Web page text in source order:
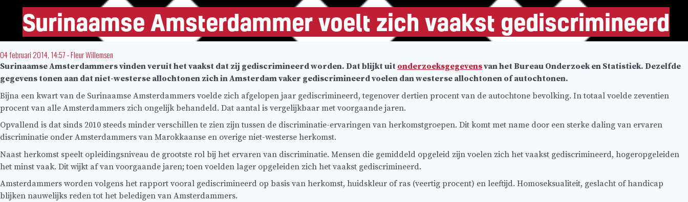
Surinaamse Amsterdammer voelt zich vaakst gediscrimineerd
04 februari 2014, 14:57-Fleur Willemsen
Surinaamse Amsterdammers vinden veruit het vaakst dat zij gediscrimineerd worden. Dat blijkt uit onderzoeksgegevensvan het Bureau Onderzoek en Statistiek. Dezelfde
gegevens tonen aan dat niet-westerse allochtonen zich in Amsterdam vaker gediscrimineerd voelen dan westerse allochtonen of autochtonen.
Bijna een kwart van de Surinaamse Amsterdammers voelde zich afgelopen jaar gediscrimineerd, tegenover dertien procent van de autochtone bevolking. In totaal voelde zeventien
procent van alle Amsterdammers zich ongelijk behandeld. Dat aantal is vergelijkbaar met voorgaande jaren.
Opvallend is dat sinds 2010 steeds minder verschillen te zien zijn tussen de discriminatie-ervaringen van herkomstgroepen. Dit komt met name door een sterke daling van ervaren
discriminatie onder Amsterdammers van Marokkaanse en overige niet-westerse herkomst.
Naast herkomst speelt opleidingsniveau de grootste rol bij het ervaren van discriminatie. Mensen die gemiddeld opgeleid zijn voelen zich het vaakst gediscrimineerd, hogeropgeleiden
het minst vaak. Dit wijkt af van voorgaande jaren; toen voelden lager opgeleiden zich het vaakst gediscrimineerd.
Amsterdammers worden volgens het rapport vooral gediscrimineerd op basis van herkomst, huidskleur of ras (veertig procent) en leeftijd. Homoseksualiteit, geslacht of handicap
blijken nauwelijks reden tot het beledigen van Amsterdammers.